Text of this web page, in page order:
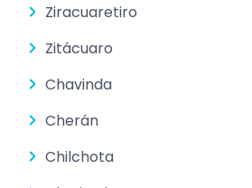
Ziracuaretiro
Zitácuaro
Chavinda
Cherán
Chilchota